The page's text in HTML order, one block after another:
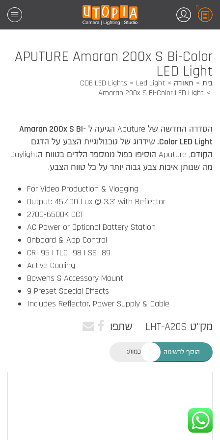
0
APUTURE Amaran 200x S Bi-Color
LED Light
בית תאורה Led Light
COB LED Lights
Amaran 200x S Bi-Color LED Light
הסדרה החדשה של Aputure הגיעה ל
Amaran 200x S Bi-
Color LED Light. שידרוג של טכנולוגיית הצבע על הדגם
הקודם, Aputure הוסיפו כפול ממספר הלדים בטווח הDaylight
מה שנותן איכות צבע גבוה יותר על כל טווח הצבע.
For Video Production & Vlogging
Output: 45,400 Lux @ 3.3' with Reflector
2700-6500K CCT
AC Power or Optional Battery Station
Onboard & App Control
CRI 95 | TLCI 98 | SSI 89
Active Cooling
Bowens S Accessory Mount
9 Preset Special Effects
Includes Reflector, Power Supply & Cable
מק"ט LHT-A20S שתפו
כמות: הוסף לרשימה